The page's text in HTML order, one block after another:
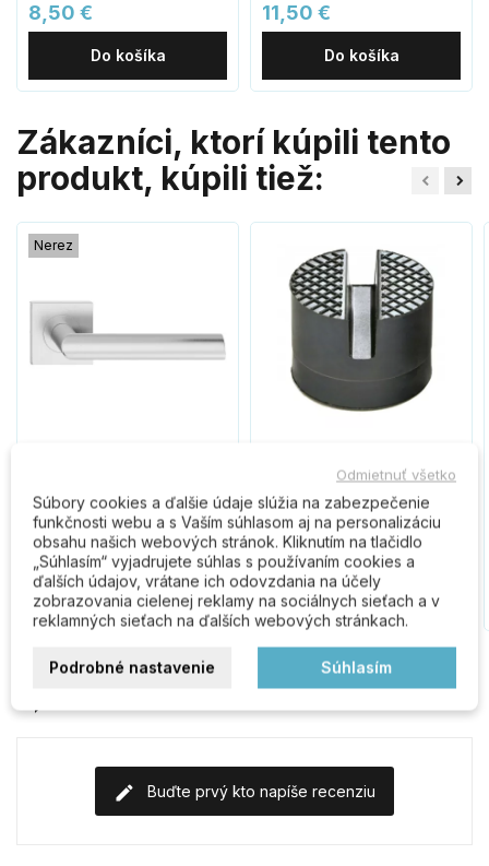
8,50 €
Do košíka
11,50 €
Do košíka
Zákazníci, ktorí kúpili tento
produkt, kúpili tiež:
Nerez
10,70 €
Do košíka
GN08 ochranná guma
4,80 €
Do košíka
Buďte prvý kto napíše recenziu
Odmietnuť všetko
Súbory cookies a ďalšie údaje slúžia na zabezpečenie
funkčnosti webu a s Vaším súhlasom aj na personalizáciu
obsahu našich webových stránok. Kliknutím na tlačidlo
„Súhlasím“ vyjadrujete súhlas s používaním cookies a
ďalších údajov, vrátane ich odovzdania na účely
zobrazovania cielenej reklamy na sociálnych sieťach a v
reklamných sieťach na ďalších webových stránkach.
Podrobné nastavenie Súhlasím